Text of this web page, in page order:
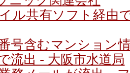
ル共有ソフト経由
号含むマンション
流出 - 大阪市水道局